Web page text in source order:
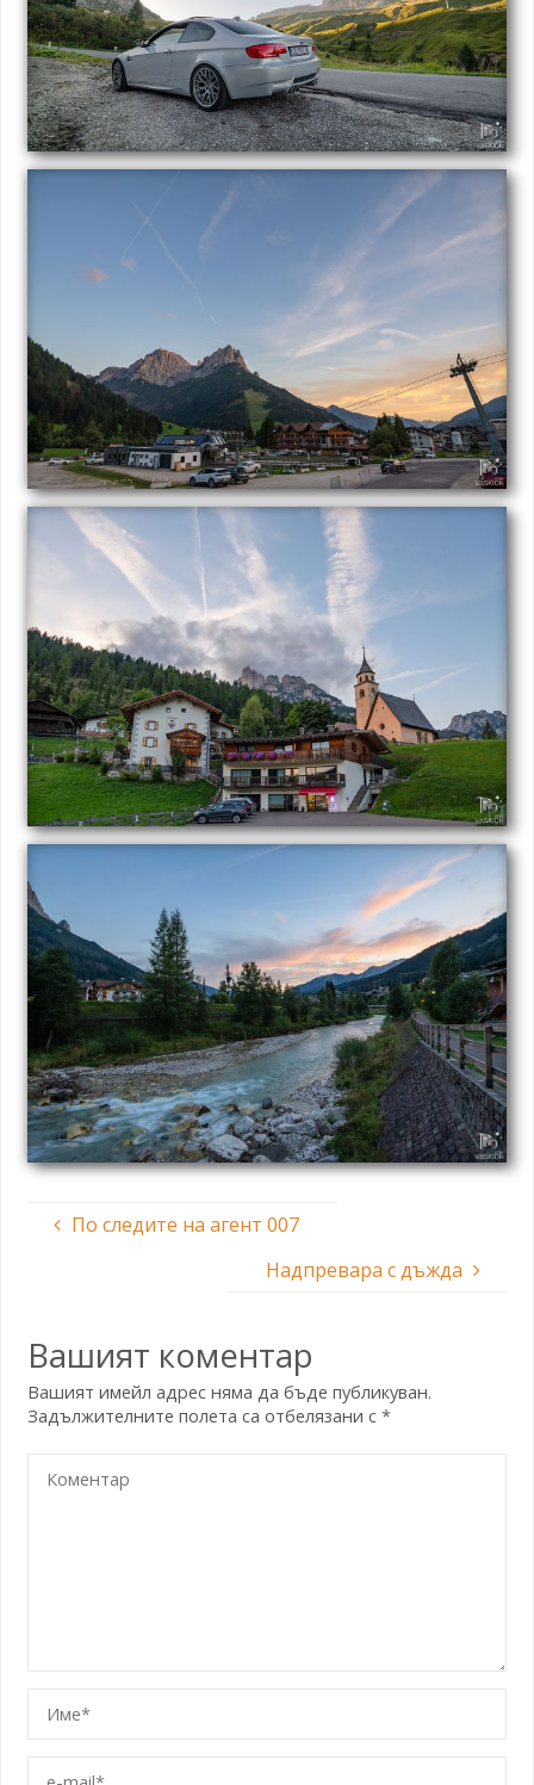
По следите на агент 007
Надпревара с дъжда
Вашият коментар
Вашият имейл адрес няма да бъде публикуван.
Задължителните полета са отбелязани с*